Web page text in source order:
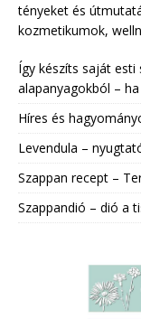
tényeket és
kozmetikumok,
Így készíts saját
alapanyagokból –
Híres és
Levendula –
Szappan recept –
Szappandió – dió a